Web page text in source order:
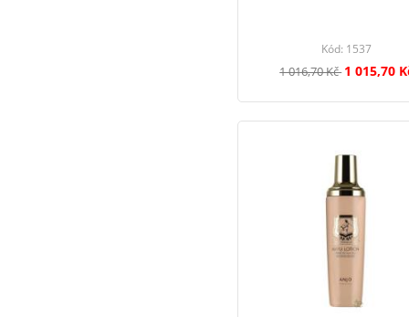
Kód: 1537
1 016,70 Kč 1 015,70